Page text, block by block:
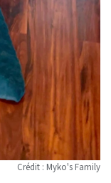
Crédit : Myko's Family